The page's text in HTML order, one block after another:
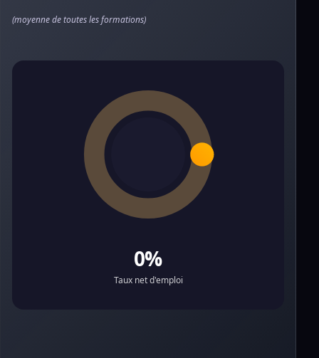
(moyenne de toutes les formations)
0%
Taux net d'emploi